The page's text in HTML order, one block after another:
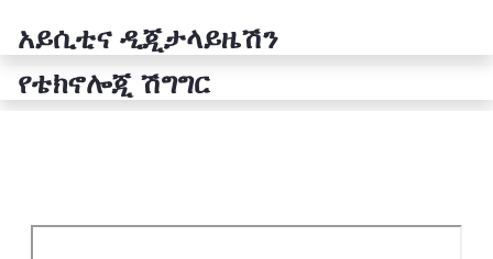
አይሲቲና ዲጂታላይዜሽን
የቴክኖሎጂ ሽግግር